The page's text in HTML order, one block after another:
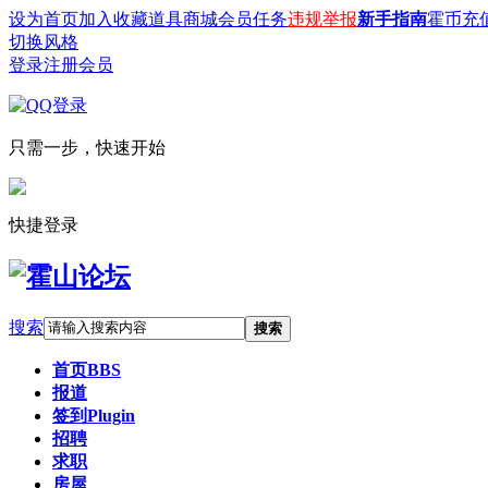
设为首页加入收藏道具商城会员任务违规举报新手指南霍币充
切换风格
登录注册会员
只需一步，快速开始
快捷登录
搜索 搜索
首页BBS
报道
签到Plugin
招聘
求职
房屋